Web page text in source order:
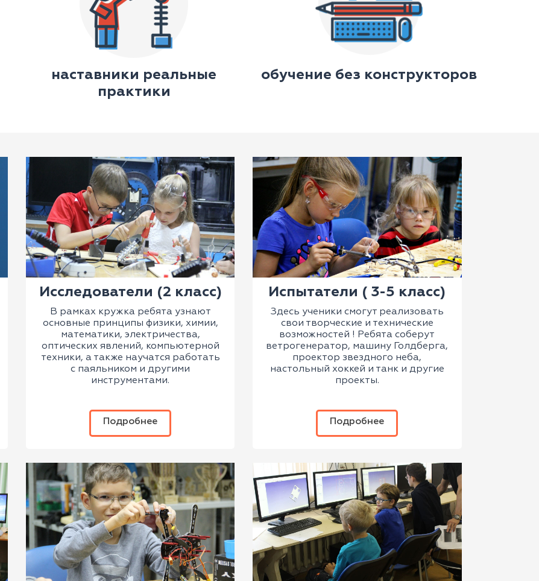
наставники реальные
практики
обучение без конструкторов
Исследователи (2 класс)
В рамках кружка ребята узнают
основные принципы физики, химии,
математики, электричества,
оптических явлений, компьютерной
техники, а также научатся работать
с паяльником и другими
инструментами.
Подробнее
Испытатели ( 3-5 класс)
Здесь ученики смогут реализовать
свои творческие и технические
возможностей ! Ребята соберут
ветрогенератор, машину Голдберга,
проектор звездного неба,
настольный хоккей и танк и другие
проекты.
Подробнее